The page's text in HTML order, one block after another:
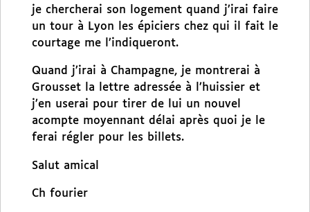
je chercherai son logement quand j’irai faire
un tour à Lyon les épiciers chez qui il fait le
courtage me l’indiqueront.
Quand j’irai à Champagne, je montrerai à
Grousset la lettre adressée à l’huissier et
j’en userai pour tirer de lui un nouvel
acompte moyennant délai après quoi je le
ferai régler pour les billets.
Salut amical
Ch fourier